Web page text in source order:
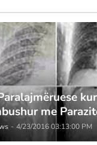
me
- 4/23/2016 03:13:00 PM